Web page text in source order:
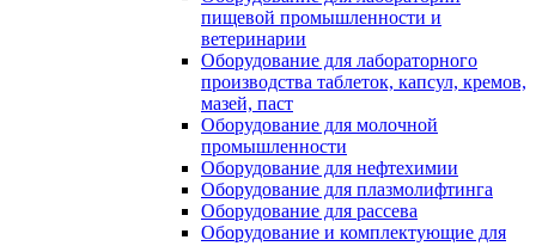
пищевой промышленности и
ветеринарии
Оборудование для лабораторного
производства таблеток, капсул, кремов,
мазей, паст
Оборудование для молочной
промышленности
Оборудование для нефтехимии
Оборудование для плазмолифтинга
Оборудование для рассева
Оборудование и комплектующие для